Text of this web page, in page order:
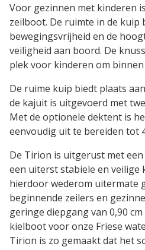
Voor gezinnen met kinderen
zeilboot. De ruimte in de kuip
bewegingsvrijheid en de
veiligheid aan boord. De
plek voor kinderen om
De ruime kuip biedt plaats
de kajuit is uitgevoerd met
Met de optionele dektent is
eenvoudig uit te bereiden tot
De Tirion is uitgerust met
een uiterst stabiele en veilige
hierdoor wederom uitermate
beginnende zeilers en
geringe diepgang van 0,90
kielboot voor onze Friese
Tirion is zo gemaakt dat het